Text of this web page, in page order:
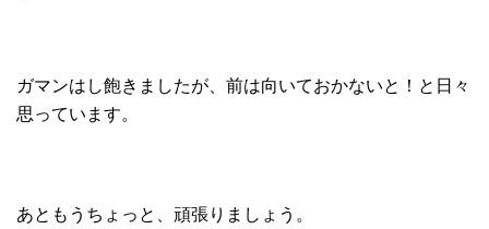
ガマンはし飽きましたが、前は向いておかないと！と日々
思っています。
あともうちょっと、頑張りましょう。